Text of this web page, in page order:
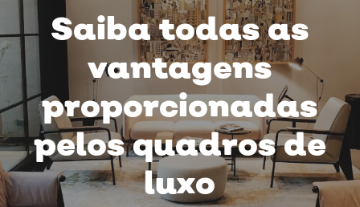
Saiba todas as
vantagens
proporcionadas
pelos quadros de
luxo